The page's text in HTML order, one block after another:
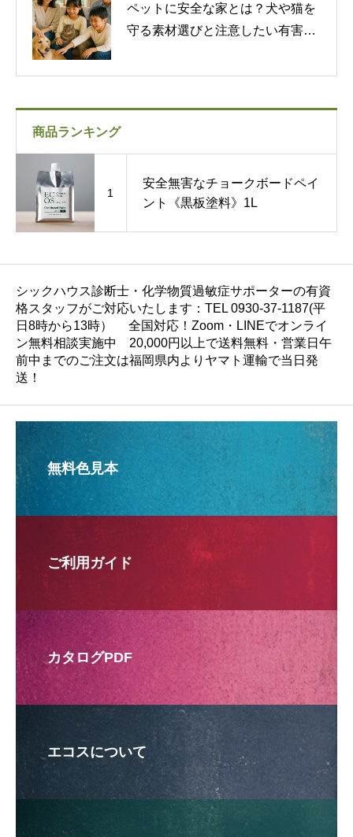
ペットに安全な家とは？犬や猫を
守る素材選びと注意したい有害物
商品ランキング
1
安全無害なチョークボードペイ
ント《黒板塗料》1L
シックハウス診断士・化学物質過敏症サポーターの有資
格スタッフがご対応いたします：TEL 0930-37-1187(平
日8時から13時） 全国対応！Zoom・LINEでオンライ
ン無料相談実施中 20,000円以上で送料無料・営業日午
前中までのご注文は福岡県内よりヤマト運輸で当日発
送！
無料色見本
ご利用ガイド
カタログPDF
エコスについて